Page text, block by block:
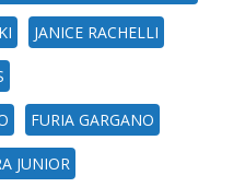
JANICE RACHELLI
FURIA GARGANO
JUNIOR